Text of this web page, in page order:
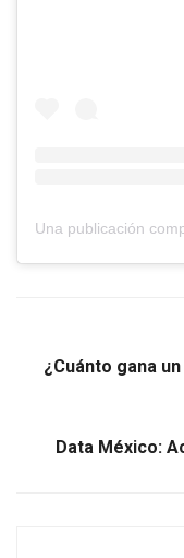
¿Cuánto gana
Data México: